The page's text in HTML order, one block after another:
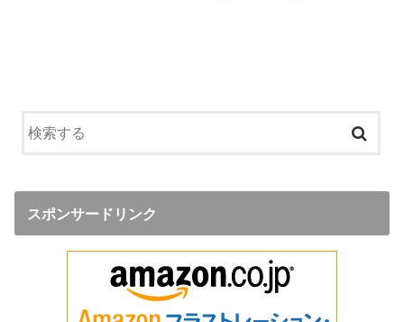
スポンサードリンク